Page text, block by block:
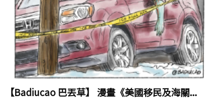
【Badiucao 巴丟草】 漫畫《美國移民及海關...